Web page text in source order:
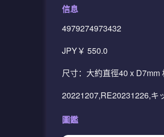
信息
4979274973432
JPY￥ 550.0
尺寸：大約直徑40 x
20221207,RE20231226,キ
圖鑑